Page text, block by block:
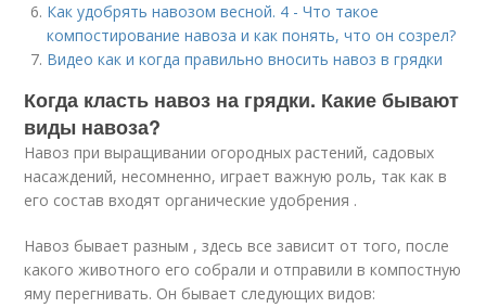
Как удобрять навозом весной. 4 - Что такое
компостирование навоза и как понять, что он созрел?
Видео как и когда правильно вносить навоз в грядки
Когда класть навоз на грядки. Какие бывают
виды навоза?
Навоз при выращивании огородных растений, садовых
насаждений, несомненно, играет важную роль, так как в
его состав входят органические удобрения .
Навоз бывает разным , здесь все зависит от того, после
какого животного его собрали и отправили в компостную
яму перегнивать. Он бывает следующих видов: